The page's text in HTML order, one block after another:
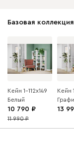
Базовая коллекция
Кейн 1-112x149
Белый
10 790
10
11 990
Кейн
13